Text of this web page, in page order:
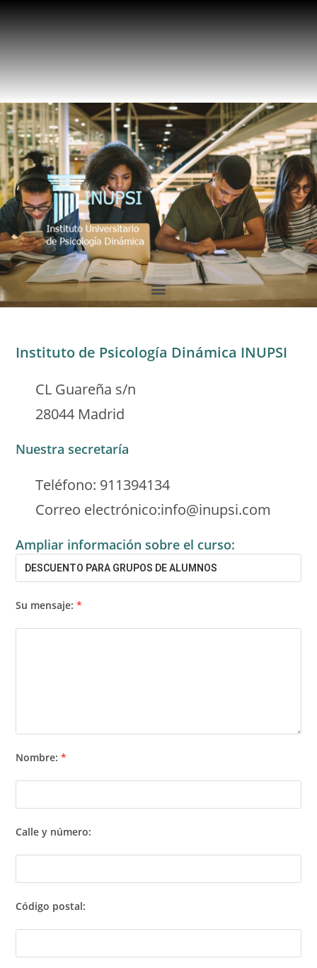
Instituto de Psicología Dinámica INUPSI
CL Guareña s/n
28044 Madrid
Nuestra secretaría
Teléfono: 911394134
Correo electrónico:info@inupsi.com
Ampliar información sobre el curso:
Su mensaje:*
Nombre:*
Calle y número:
Código postal: